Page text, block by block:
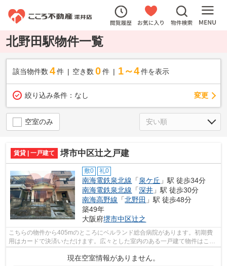
北野田駅物件一覧
該当物件数 4件 空き数 0 件 1～4 件を表示
絞り込み条件： なし 変更
空室のみ
賃貸 | 一戸建て 堺市中区辻之戸建
敷0 礼0
南海電鉄泉北線 「泉ケ丘 」駅 徒歩34分
南海電鉄泉北線 「深井 」駅 徒歩30分
南海高野線 「北野田 」駅 徒歩48分
築49年
大阪府堺市中区辻之
こちらの物件から405mのところにベルランド総合病院があります。初期費
用はカードで決済いただけます。広々とした室内のある一戸建て物件はこち
らです。堺市中区や南海電鉄泉北線泉ケ...
現在空室情報がありません。